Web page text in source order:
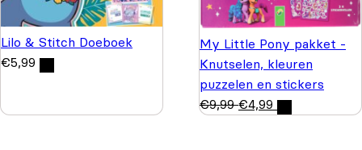
Lilo & Stitch Doeboek
€5,99
My Little Pony pakket -
Knutselen, kleuren
puzzelen en stickers
€9,99 €4,99